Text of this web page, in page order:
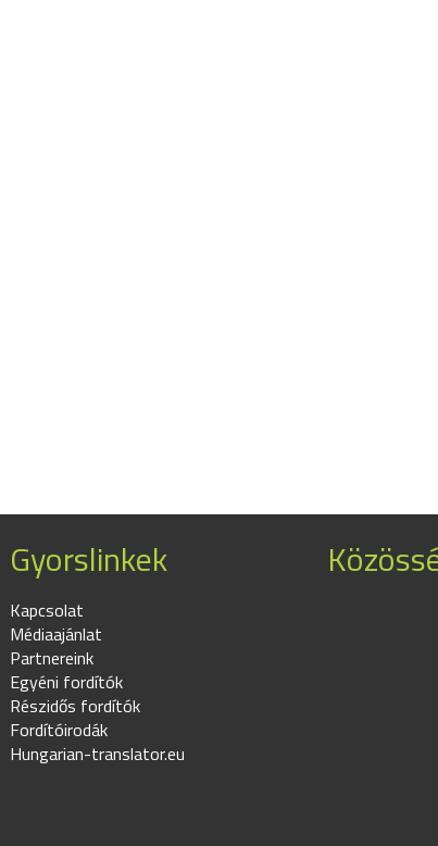
Gyorslinkek
Kapcsolat
Médiaajánlat
Partnereink
Egyéni fordítók
Részidős fordítók
Fordítóirodák
Hungarian-translator.eu